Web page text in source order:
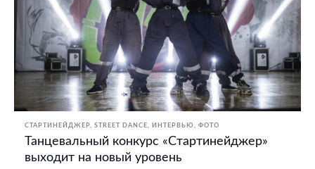
СТАРТИНЕЙДЖЕР STREET DANCE ИНТЕРВЬЮ ФОТО
Танцевальный конкурс «Стартинейджер»
выходит на новый уровень